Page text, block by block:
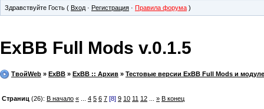
Здравствуйте Гость ( Вход · Регистрация · Правила форума )
ExBB Full Mods v.0.1.5
ТвойWeb » ExBB » ExBB :: Архив » Тестовые версии ExBB Full Mods и
Страниц (26): В начало « 4 5 6 7 [8] 9 10 11 12 » В конец